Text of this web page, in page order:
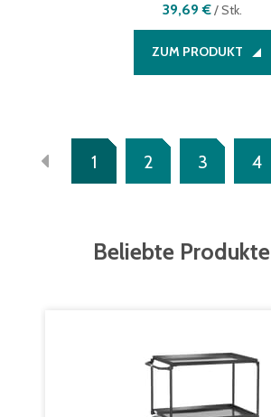
39,69 €/Stk.
ZUM PRODUKT
1 2 3 4
Beliebte Produkte